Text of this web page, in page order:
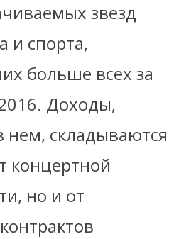
звезд
и спорта,
больше всех за
Доходы,
нем, складываются
концертной
но и от